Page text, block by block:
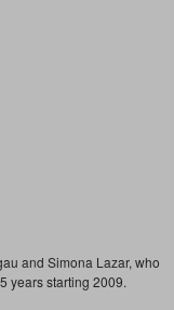
and Simona Lazar, who
years starting 2009.